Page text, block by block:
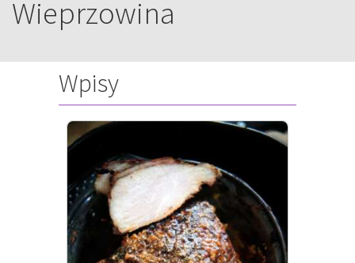
Wieprzowina
Wpisy